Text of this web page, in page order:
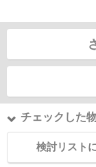
チェックした
検討リスト